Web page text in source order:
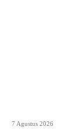
7 Agustus 2026